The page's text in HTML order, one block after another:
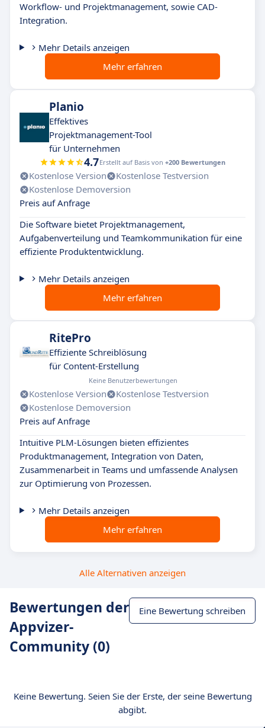
Workflow- und Projektmanagement, sowie CAD-
Integration.
Mehr Details anzeigen
Mehr erfahren
Planio
Effektives
Projektmanagement-Tool
für Unternehmen
4.7Erstellt auf Basis von +200 Bewertungen
Kostenlose Version
Kostenlose Testversion
Kostenlose Demoversion
Preis auf Anfrage
Die Software bietet Projektmanagement,
Aufgabenverteilung und Teamkommunikation für eine
effiziente Produktentwicklung.
Mehr Details anzeigen
Mehr erfahren
RitePro
Effiziente Schreiblösung
für Content-Erstellung
Keine Benutzerbewertungen
Kostenlose Version
Kostenlose Testversion
Kostenlose Demoversion
Preis auf Anfrage
Intuitive PLM-Lösungen bieten effizientes
Produktmanagement, Integration von Daten,
Zusammenarbeit in Teams und umfassende Analysen
zur Optimierung von Prozessen.
Mehr Details anzeigen
Mehr erfahren
Alle Alternativen anzeigen
Bewertungen der
Appvizer-
Community (0)
Eine Bewertung schreiben
Keine Bewertung. Seien Sie der Erste, der seine Bewertung
abgibt.